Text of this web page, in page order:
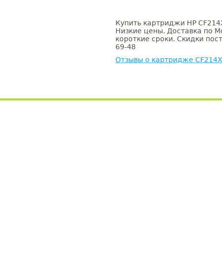
Купить картриджи HP
Низкие цены. Доставка по
короткие сроки. Скидки
69-48
Отзывы о картридже